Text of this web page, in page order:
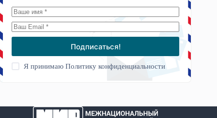
Подписаться!
Я принимаюПолитику конфиденциальности